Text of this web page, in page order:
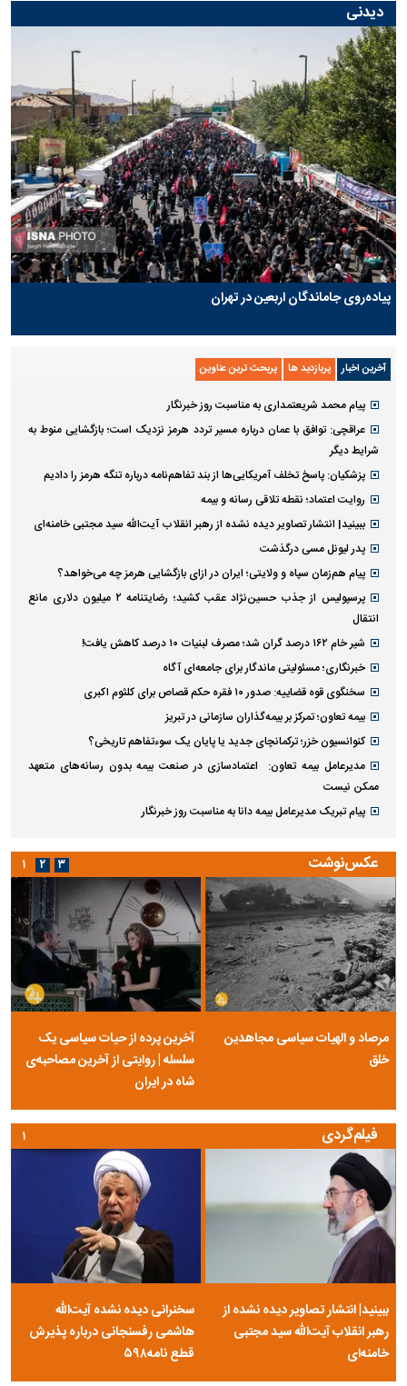
دیدنی
پیاده‌روی جاماندگان اربعین در تهران
آخرین اخبار پربازدید ها پربحث ترین عناوین
پیام محمد شریعتمداری به مناسبت روز خبرنگار
عراقچی: توافق با عمان درباره مسیر تردد هرمز نزدیک است؛ بازگشایی منوط به
شرایط دیگر
پزشکیان: پاسخ تخلف آمریکایی‌ها از بند تفاهم‌نامه درباره تنگه هرمز را دادیم
روایت اعتماد؛ نقطه تلاقی رسانه و بیمه
ببینید| انتشار تصاویر دیده نشده از رهبر انقلاب آیت‌الله سید مجتبی خامنه‌ای
پدر لیونل مسی درگذشت
پیام هم‌زمان سپاه و ولایتی؛ ایران در ازای بازگشایی هرمز چه می‌خواهد؟
پرسپولیس از جذب حسین‌نژاد عقب کشید؛ رضایتنامه ۲ میلیون دلاری مانع
انتقال
شیر خام ۱۶۲ درصد گران شد؛ مصرف لبنیات ۱۰ درصد کاهش یافت!
خبرنگاری؛ مسئولیتی ماندگار برای جامعه‌ای آگاه
سخنگوی قوه قضاییه: صدور ۱۰ فقره حکم قصاص برای کلثوم اکبری
بیمه تعاون؛ تمرکز بر بیمه‌گذاران سازمانی در تبریز
کنوانسیون خزر؛ ترکمانچای جدید یا پایان یک سوءتفاهم تاریخی؟
مدیرعامل بیمه تعاون: اعتمادسازی در صنعت بیمه بدون رسانه‌های متعهد
ممکن نیست
پیام تبریک مدیرعامل بیمه دانا به مناسبت روز خبرنگار
عکس‌نوشت
مرصاد و الهیات سیاسی مجاهدین
خلق
آخرین پرده از حیات سیاسی یک
سلسله | روایتی از آخرین مصاحبه‌ی
شاه در ایران
۱ ۲ ۳
فیلم‌گردی
ببینید| انتشار تصاویر دیده نشده از
رهبر انقلاب آیت‌الله سید مجتبی
خامنه‌ای
سخنرانی دیده نشده آیت‌الله
هاشمی رفسنجانی درباره پذیرش
قطع نامه۵۹۸
۱